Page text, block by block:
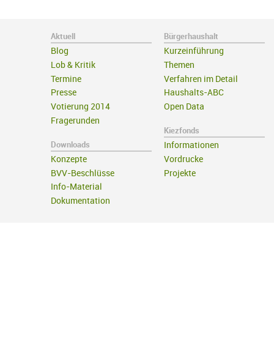
Aktuell
Blog
Lob & Kritik
Termine
Presse
Votierung 2014
Fragerunden
Downloads
Konzepte
BVV-Beschlüsse
Info-Material
Dokumentation
Bürgerhaushalt
Kurzeinführung
Themen
Verfahren im Detail
Haushalts-ABC
Open Data
Kiezfonds
Informationen
Vordrucke
Projekte